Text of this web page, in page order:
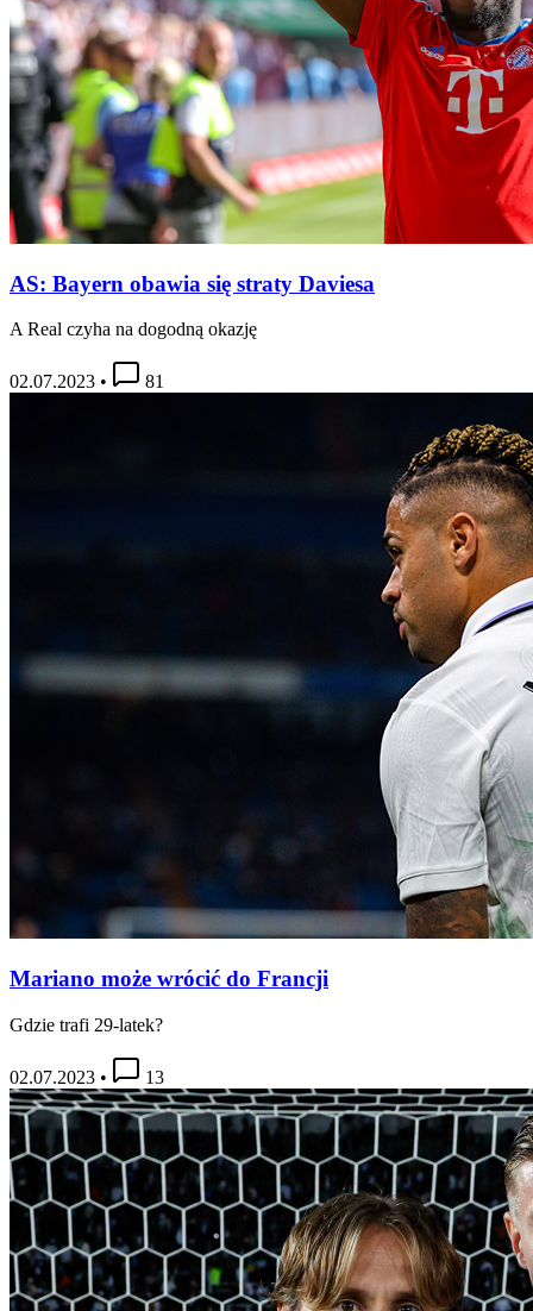
AS: Bayern obawia się straty Daviesa
A Real czyha na dogodną okazję
02.07.2023 • 81
Mariano może wrócić do Francji
Gdzie trafi 29-latek?
02.07.2023 • 13